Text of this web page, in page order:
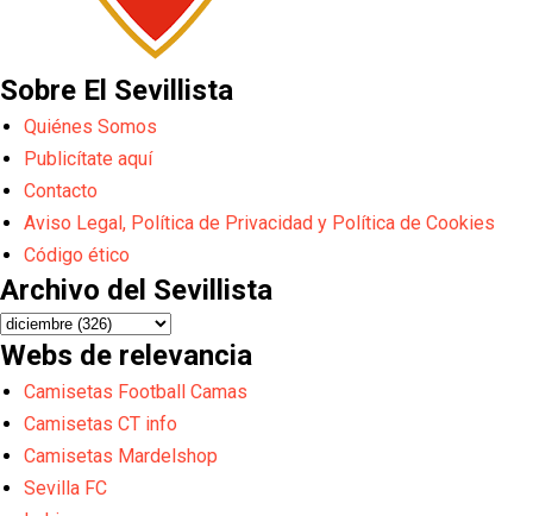
Sobre El Sevillista
Quiénes Somos
Publicítate aquí
Contacto
Aviso Legal, Política de Privacidad y Política de Cookies
Código ético
Archivo del Sevillista
Webs de relevancia
Camisetas Football Camas
Camisetas CT info
Camisetas Mardelshop
Sevilla FC